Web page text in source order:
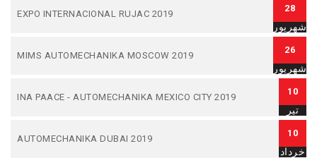
EXPO INTERNACIONAL RUJAC 2019
28
شهریور
MIMS AUTOMECHANIKA MOSCOW 2019
26
شهریور
INA PAACE - AUTOMECHANIKA MEXICO CITY 2019
10
تیر
AUTOMECHANIKA DUBAI 2019
10
خرداد